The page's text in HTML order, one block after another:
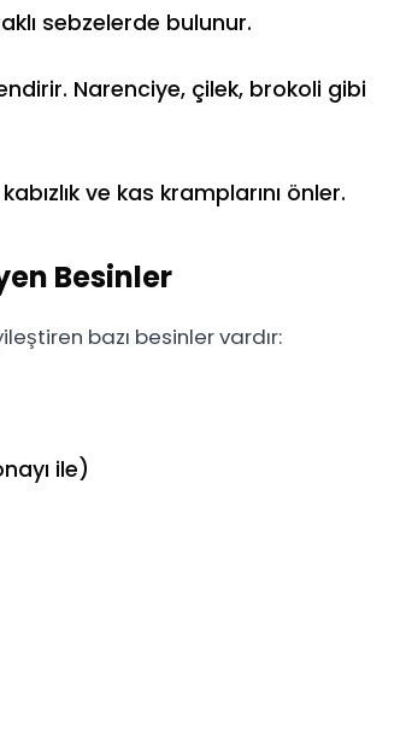
sebzelerde bulunur.
Narenciye, çilek, brokoli gibi
ve kas kramplarını önler.
Besinler
bazı besinler vardır:
ile)